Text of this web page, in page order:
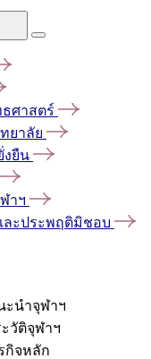
ศาสตร์
ยาลัย
งยืน
าฯ
ละประพฤติมิชอบ
ะนำจุฬาฯ
วัติจุฬาฯ
กิจหลัก